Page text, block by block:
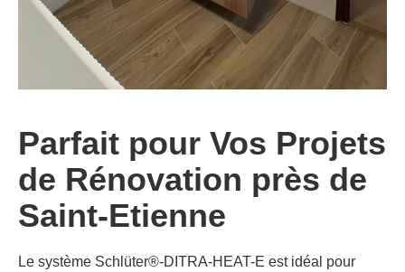
Parfait pour Vos Projets
de Rénovation près de
Saint-Etienne
Le système Schlüter®-DITRA-HEAT-E est idéal pour